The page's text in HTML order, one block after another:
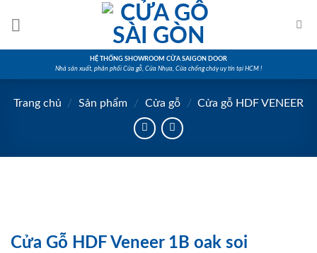
HỆ THỐNG SHOWROOM CỬA SAIGON DOOR
Nhà sản xuất, phân phối Cửa gỗ, Cửa Nhựa, Cửa chống cháy uy tín tại HCM !
Trang chủ / Sản phẩm / Cửa gỗ / Cửa gỗ HDF VENEER
Cửa Gỗ HDF Veneer 1B oak soi